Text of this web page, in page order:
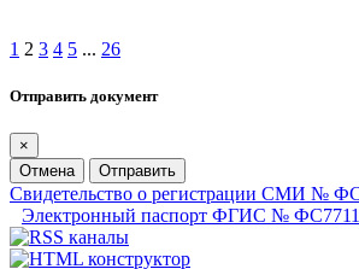
1 2 3 4 5 ... 26
Отправить документ
×
Отмена
Отправить
Свидетельство о регистрации СМИ №
Электронный паспорт ФГИС №